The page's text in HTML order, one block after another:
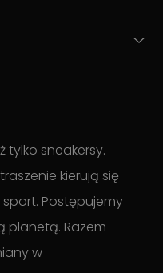
tylko sneakersy.
kierują się
Postępujemy
planetą. Razem
w